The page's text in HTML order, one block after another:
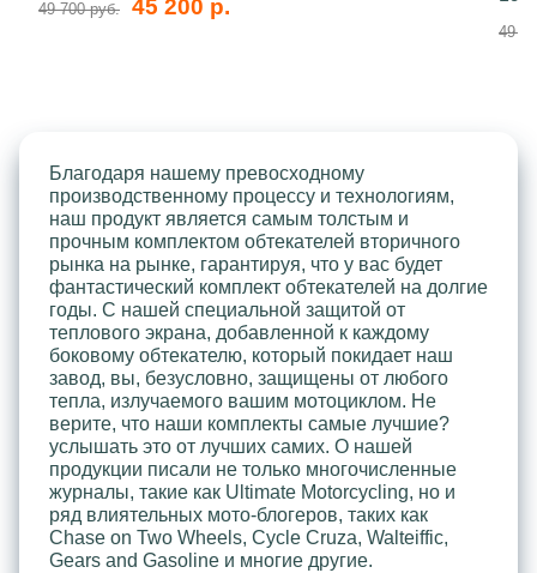
49 700 руб. 45 200 р.
49
Благодаря нашему превосходному
производственному процессу и технологиям,
наш продукт является самым толстым и
прочным комплектом обтекателей вторичного
рынка на рынке, гарантируя, что у вас будет
фантастический комплект обтекателей на долгие
годы. С нашей специальной защитой от
теплового экрана, добавленной к каждому
боковому обтекателю, который покидает наш
завод, вы, безусловно, защищены от любого
тепла, излучаемого вашим мотоциклом. Не
верите, что наши комплекты самые лучшие?
услышать это от лучших самих. О нашей
продукции писали не только многочисленные
журналы, такие как Ultimate Motorcycling, но и
ряд влиятельных мото-блогеров, таких как
Chase on Two Wheels, Cycle Cruza, Walteiffic,
Gears and Gasoline и многие другие.